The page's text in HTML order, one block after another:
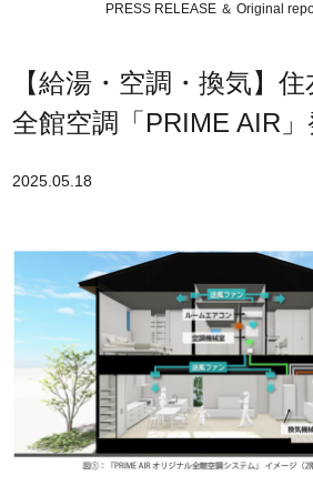
PRESS RELEASE ＆ Original
【給湯・空調・換気】住
全館空調「PRIME AIR」
2025.05.18